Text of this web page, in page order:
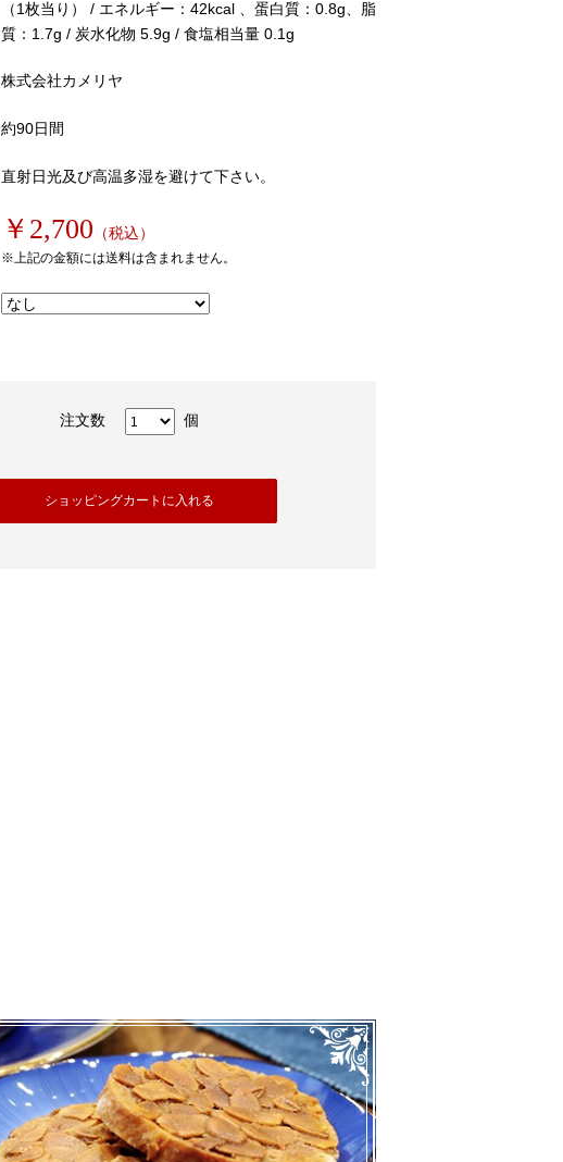
（1枚当り） / エネルギー：42kcal 、蛋白質：0.8g、脂
質：1.7g / 炭水化物 5.9g / 食塩相当量 0.1g
株式会社カメリヤ
約90日間
直射日光及び高温多湿を避けて下さい。
￥2,700 （税込）
※上記の金額には送料は含まれません。
注文数 個